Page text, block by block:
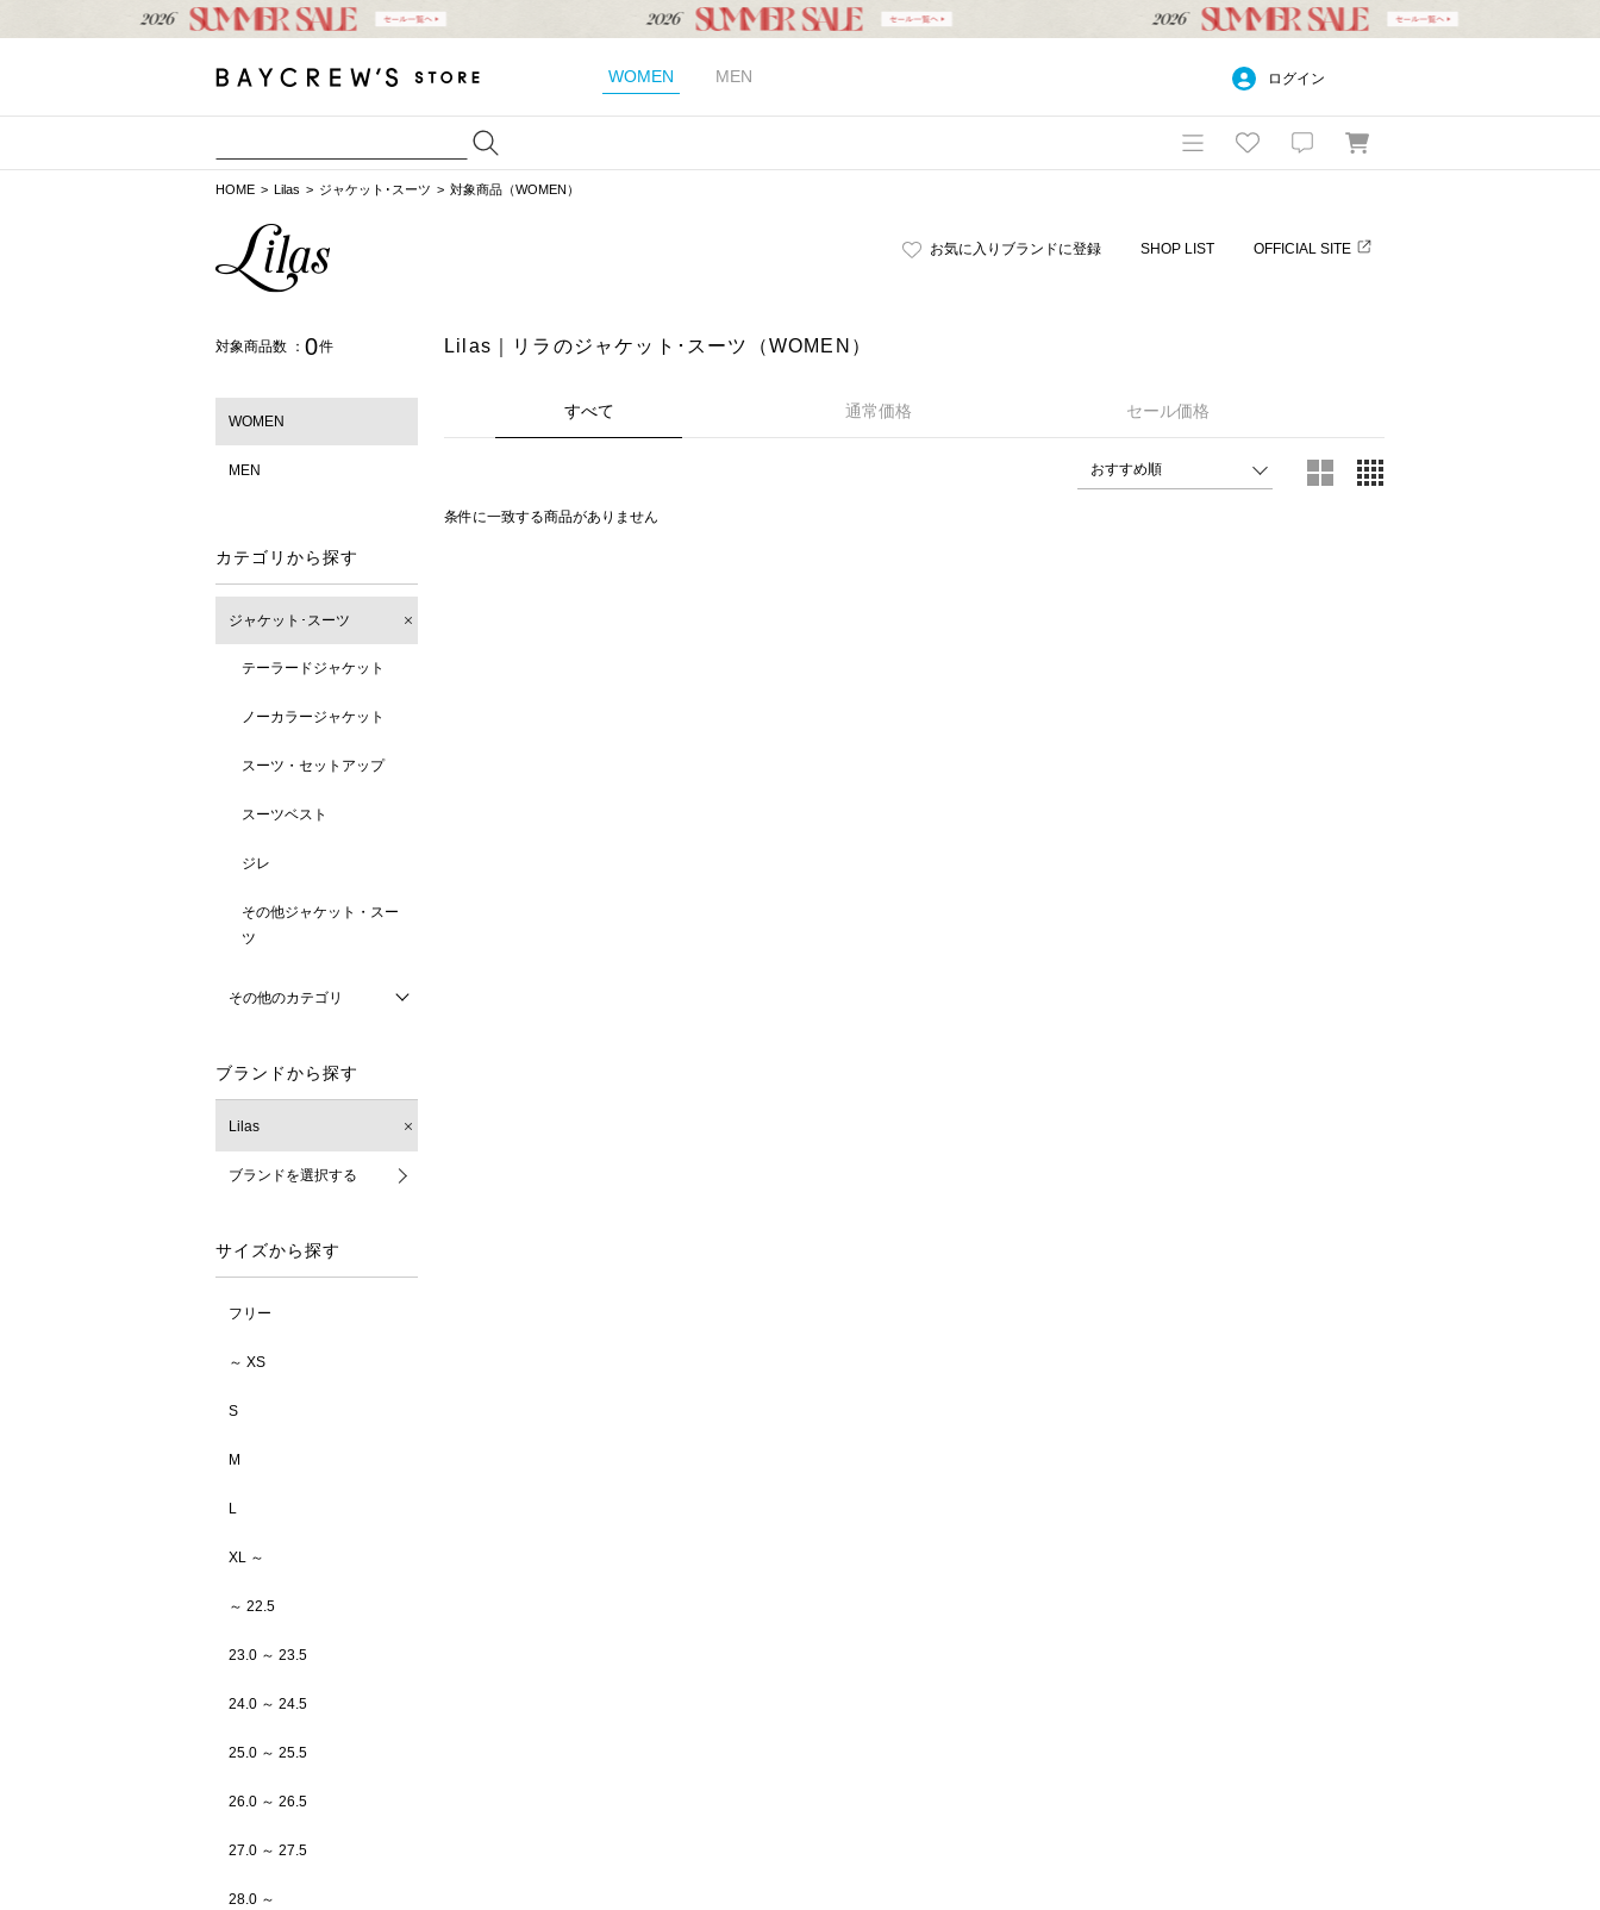
WOMEN MEN ログイン
HOME Lilas ジャケット･スーツ 対象商品（WOMEN）
お気に入りブランドに登録 SHOP LIST OFFICIAL SITE
対象商品数 ： 0件
WOMEN
MEN
カテゴリから探す
ジャケット･スーツ
テーラードジャケット
ノーカラージャケット
スーツ・セットアップ
スーツベスト
ジレ
その他ジャケット・スー
ツ
その他のカテゴリ
ブランドから探す
Lilas
ブランドを選択する
サイズから探す
フリー
～ XS
S
M
L
XL ～
～ 22.5
23.0 ～ 23.5
24.0 ～ 24.5
25.0 ～ 25.5
26.0 ～ 26.5
27.0 ～ 27.5
28.0 ～
Lilas｜リラのジャケット･スーツ（WOMEN）
すべて 通常価格 セール価格
条件に一致する商品がありません